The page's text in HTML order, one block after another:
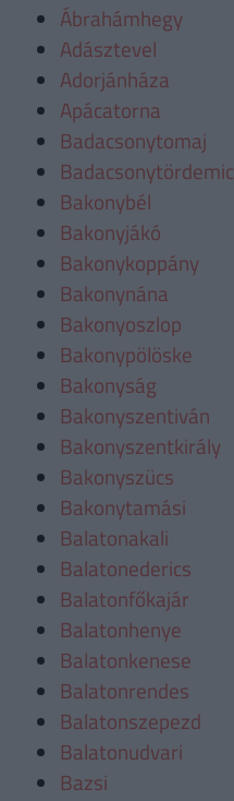
Ábrahámhegy
Adásztevel
Adorjánháza
Apácatorna
Badacsonytomaj
Badacsonytördemic
Bakonybél
Bakonyjákó
Bakonykoppány
Bakonynána
Bakonyoszlop
Bakonypölöske
Bakonyság
Bakonyszentiván
Bakonyszentkirály
Bakonyszücs
Bakonytamási
Balatonakali
Balatonederics
Balatonfőkajár
Balatonhenye
Balatonkenese
Balatonrendes
Balatonszepezd
Balatonudvari
Bazsi